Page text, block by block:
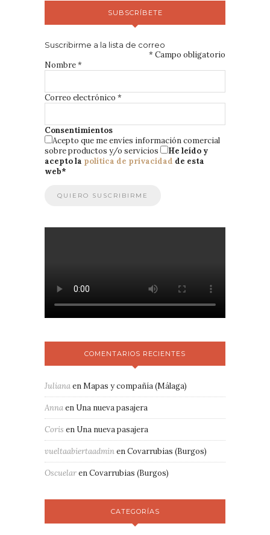
SUBSCRÍBETE
Suscribirme a la lista de correo
* Campo obligatorio
Nombre*
Correo electrónico *
Consentimientos
Acepto que me envíes información comercial
sobre productos y/o servicios
He leído y
acepto la política de privacidad de esta
web*
COMENTARIOS RECIENTES
JulianaenMapas y compañía (Málaga)
Annaen Una nueva pasajera
Coris en Una nueva pasajera
vueltaabiertaadminenCovarrubias (Burgos)
OscuelarenCovarrubias (Burgos)
CATEGORÍAS